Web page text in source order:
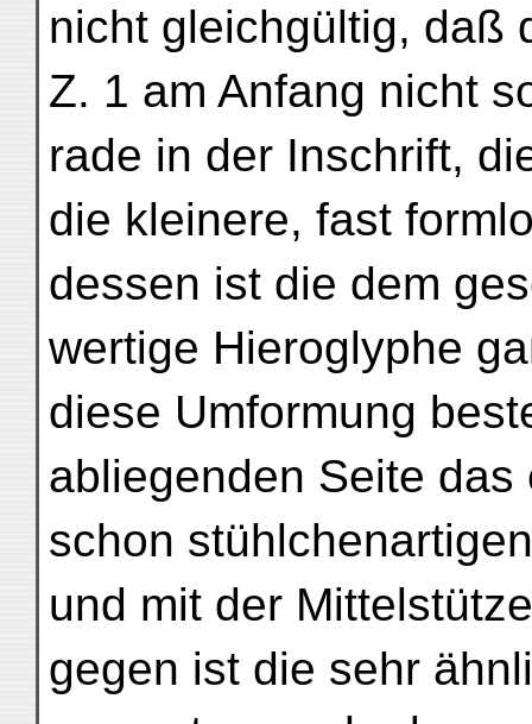
nicht gleichgültig, daß
Z. 1 am Anfang nicht
rade in der Inschrift,
die kleinere, fast
dessen ist die dem
wertige Hieroglyphe
diese Umformung
abliegenden Seite
schon
und mit der
gegen ist die sehr